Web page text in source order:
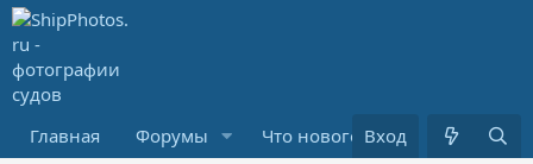
Главная Форумы Что нового? Медиа
Вход